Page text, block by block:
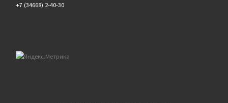
+7 (34668) 2-40-30